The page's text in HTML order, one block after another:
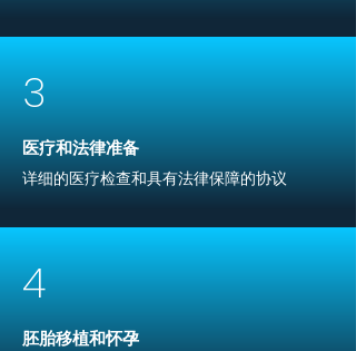
3
医疗和法律准备
详细的医疗检查和具有法律保障的协议
4
胚胎移植和怀孕